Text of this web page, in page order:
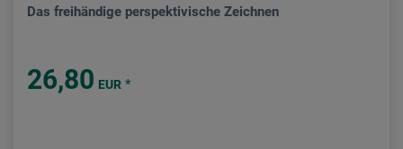
Das freihändige perspektivische Zeichnen
26,80 EUR *